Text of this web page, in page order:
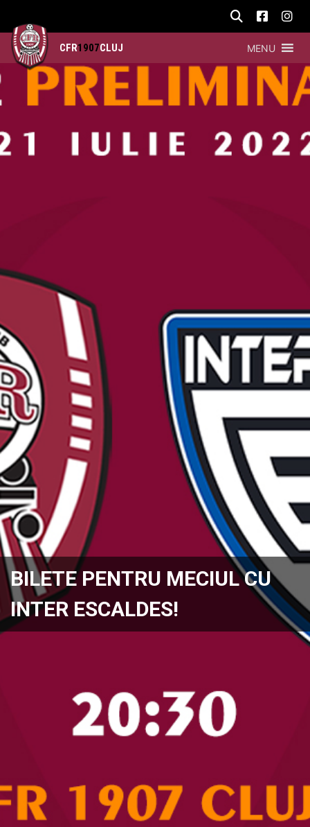
CFR1907CLUJ MENU
BILETE PENTRU MECIUL CU
INTER ESCALDES!